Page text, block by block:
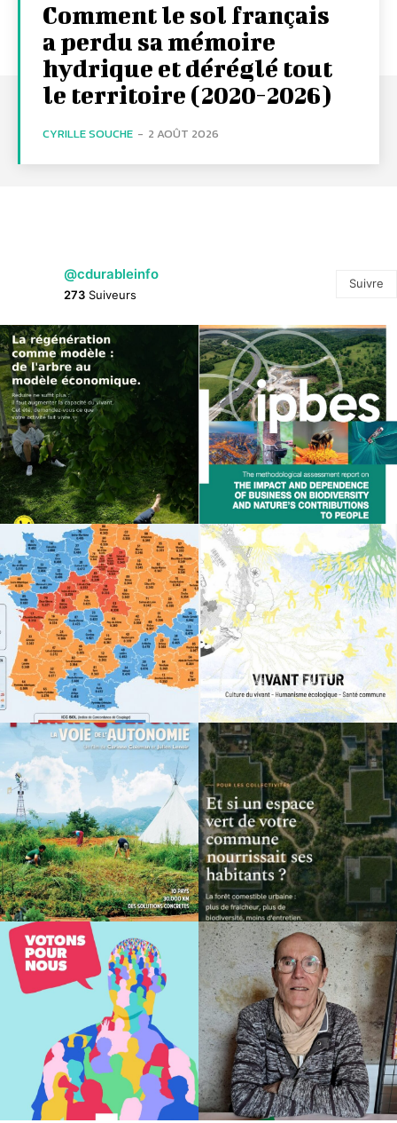
Comment le sol français
a perdu sa mémoire
hydrique et déréglé tout
le territoire (2020-2026)
CYRILLE SOUCHE - 2 AOÛT 2026
@cdurableinfo
273 Suiveurs
Suivre